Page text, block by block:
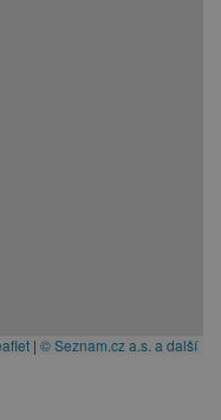
| © Seznam.cz a.s. a další